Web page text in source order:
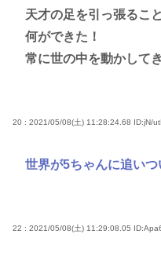
天才の足を引っ張るこ
何ができた！
常に世の中を動かして
20 : 2021/05/08(土) 11:28:24.68 ID:jN/
世界が5ちゃんに追い
22 : 2021/05/08(土) 11:29:08.05